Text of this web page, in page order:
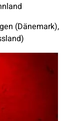
(Dänemark),